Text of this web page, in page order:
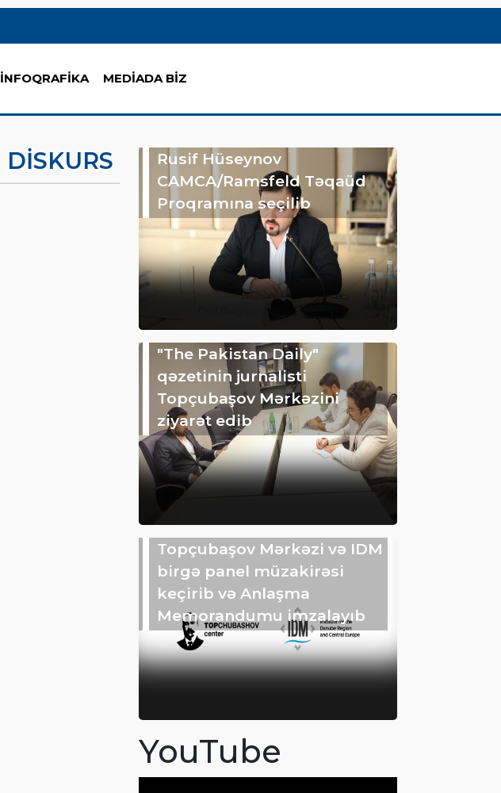
İNFOQRAFİKA MEDİADA BİZ
DISKURS
Rusif Hüseynov
CAMCA/Ramsfeld Təqaüd
Proqramına seçilib
"The Pakistan Daily"
qəzetinin jurnalisti
Topçubaşov Mərkəzini
ziyarət edib
Topçubaşov Mərkəzi və IDM
birgə panel müzakirəsi
keçirib və Anlaşma
Memorandumu imzalayıb
YouTube